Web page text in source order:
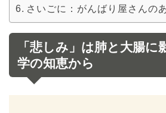
さいごに：がんばり屋さんの
「悲しみ」は肺と大腸に
学の知恵から